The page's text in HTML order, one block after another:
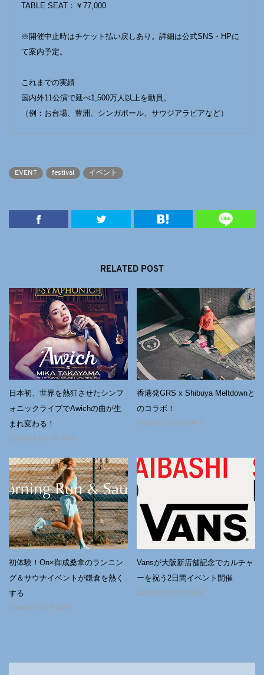
TABLE SEAT：￥77,000
※開催中止時はチケット払い戻しあり。詳細は公式SNS・HPに
て案内予定。
これまでの実績
国内外11公演で延べ1,500万人以上を動員。
（例：お台場、豊洲、シンガポール、サウジアラビアなど）
EVENT festival イベント
RELATED POST
日本初、世界を熱狂させたシンフ
ォニックライブでAwichの曲が⽣
まれ変わる！
2026.08.06 UP DATE
香港発GRS x Shibuya Meltdownと
のコラボ！
2026.07.23 UP DATE
初体験！On×御成桑拿のランニン
グ＆サウナイベントが鎌倉を熱く
する
2026.07.11 UP DATE
Vansが大阪新店舗記念でカルチャ
ーを祝う2日間イベント開催
2026.07.09 UP DATE